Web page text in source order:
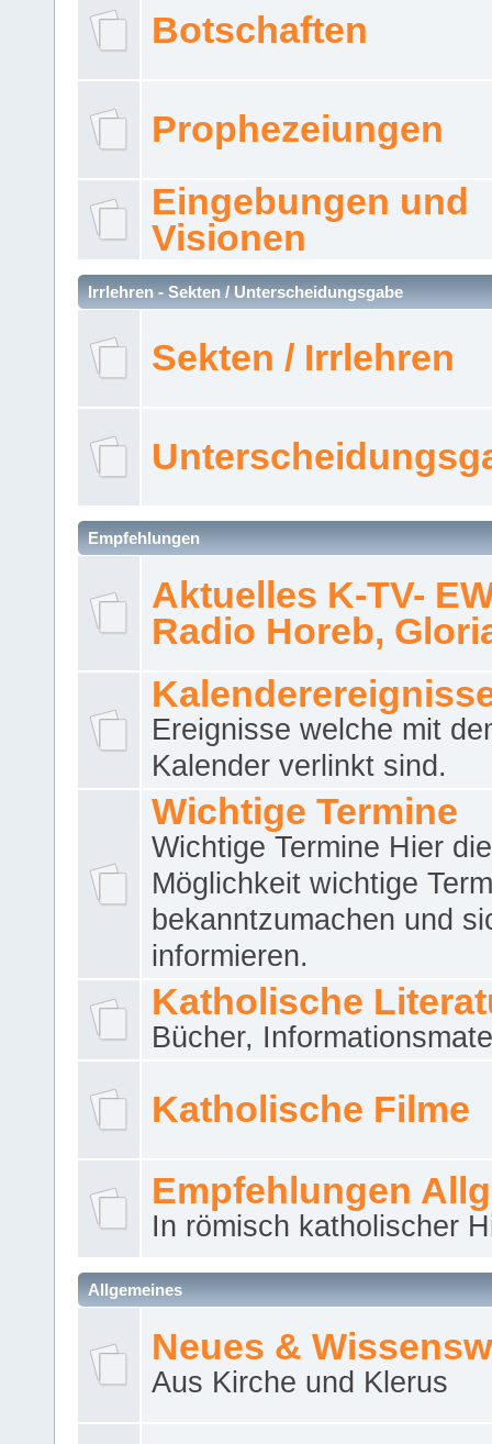
Botschaften
Prophezeiungen
Eingebungen und
Visionen
Irrlehren - Sekten / Unterscheidungsgabe
Sekten / Irrlehren
Empfehlungen
Aktuelles K-TV-
Radio Horeb,
Ereignisse welche mit
Kalender verlinkt sind.
Wichtige Termine
Wichtige Termine Hier die
Möglichkeit wichtige
bekanntzumachen und
informieren.
Katholische
Bücher,
Katholische Filme
Empfehlungen
In römisch katholischer
Allgemeines
Neues &
Aus Kirche und Klerus